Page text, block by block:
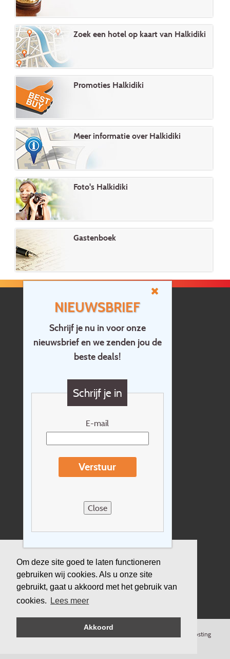
Om deze site goed te laten functioneren
gebruiken wij cookies. Als u onze site
gebruikt, gaat u akkoord met het gebruik van
cookies.
Lees meer
Akkoord
NIEUWSBRIEF
Schrijf je nu in voor onze
nieuwsbrief en we zenden jou de
beste deals!
Schrijf je in
E-mail
Verstuur
Close
Zoek een hotel op kaart van Halkidiki
Promoties Halkidiki
Meer informatie over Halkidiki
Foto's Halkidiki
Gastenboek
Home
Contact
Vragen?
Cadeaubon
Nieuwsbrief
Reisvoorwaarden
Sitemap
Verzekering
Duurzaamheid
Cloud hosting